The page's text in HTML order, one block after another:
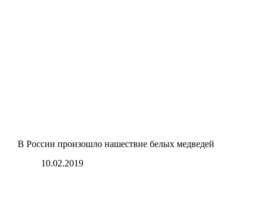
В России произошло нашествие белых медведей
10.02.2019